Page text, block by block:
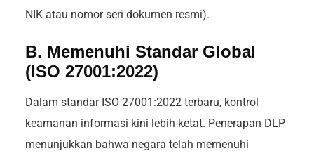
NIK atau nomor seri dokumen resmi).
B. Memenuhi Standar Global
(ISO 27001:2022)
Dalam standar ISO 27001:2022 terbaru, kontrol
keamanan informasi kini lebih ketat. Penerapan DLP
menunjukkan bahwa negara telah memenuhi